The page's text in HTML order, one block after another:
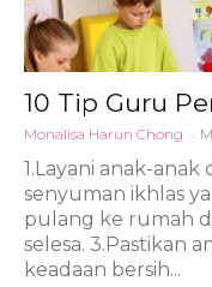
10 Tip Guru
Monalisa Harun Chong -
1.Layani anak-
senyuman ikhlas
pulang ke rumah
selesa. 3.Pastikan
keadaan bersih...